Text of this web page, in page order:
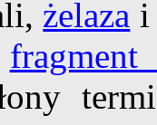
żelaza